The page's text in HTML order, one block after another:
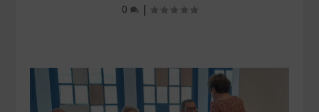
0
|